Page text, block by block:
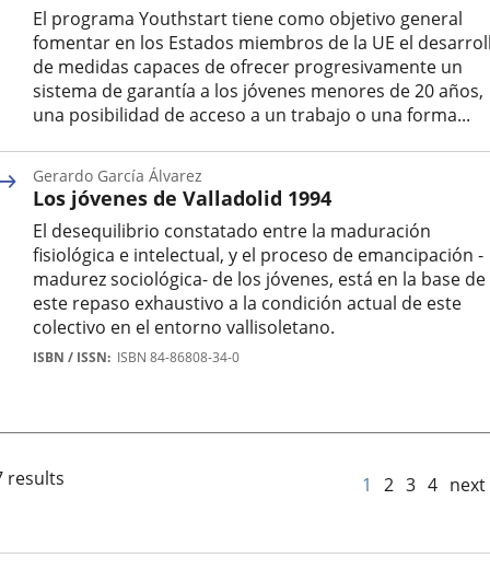
El programa Youthstart tiene como objetivo general
fomentar en los Estados miembros de la UE el
de medidas capaces de ofrecer progresivamente un
sistema de garantía a los jóvenes menores de 20 años,
una posibilidad de acceso a un trabajo o una forma...
ISSN
Los jóvenes de Valladolid 1994
El desequilibrio constatado entre la maduración
fisiológica e intelectual, y el proceso de emancipación -
madurez sociológica- de los jóvenes, está en la base de
este repaso exhaustivo a la condición actual de este
colectivo en el entorno vallisoletano.
Autor
Gerardo García Álvarez
ISBN / ISSN ISBN 84-86808-34-0
results 1 2 3 4 next